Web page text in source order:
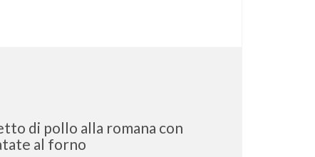
di pollo alla romana con
al forno